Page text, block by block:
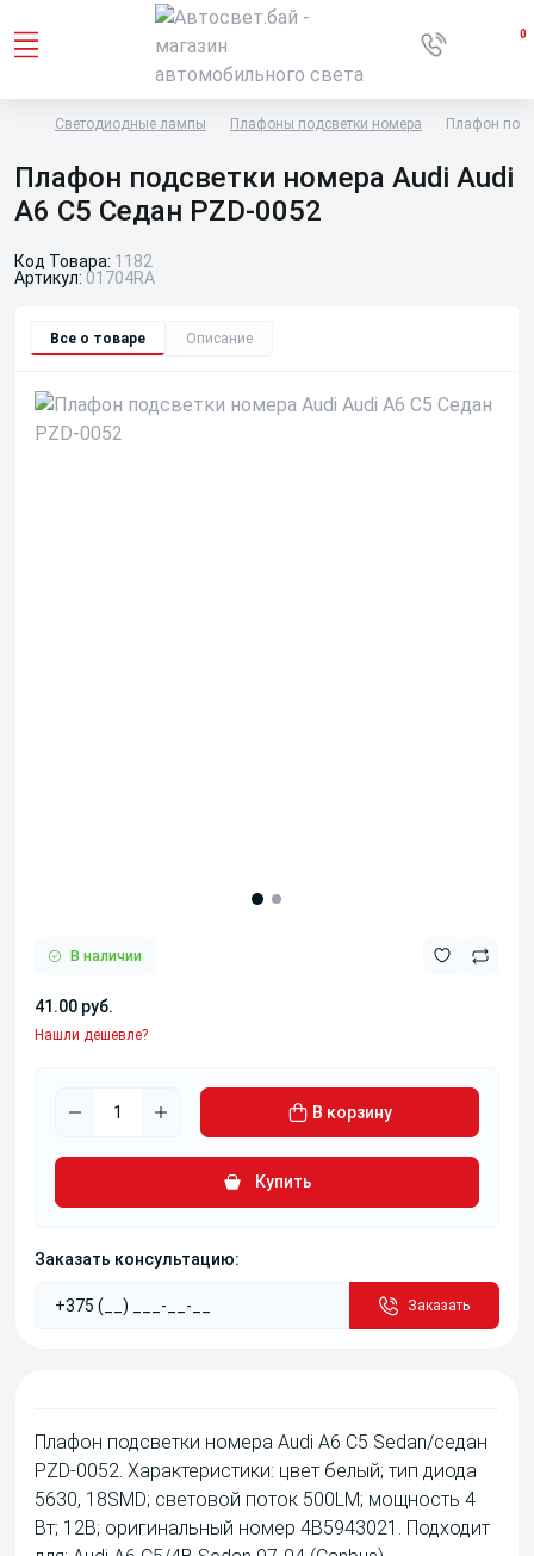
0
Светодиодные лампы Плафоны подсветки номера Плафон
Плафон подсветки номера Audi Audi
A6 C5 Седан PZD-0052
Код Товара: 1182
Артикул: 01704RA
Все о товаре Описание
В наличии
41.00 руб.
Нашли дешевле?
В корзину
Купить
Заказать консультацию:
Заказать
Плафон подсветки номера Audi A6 C5 Sedan/седан
PZD-0052. Характеристики: цвет белый; тип диода
5630, 18SMD; световой поток 500LM; мощность 4
Вт; 12В; оригинальный номер 4B5943021. Подходит